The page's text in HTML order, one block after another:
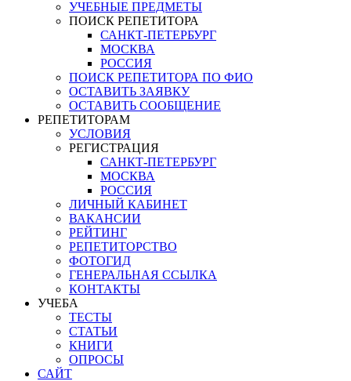
УЧЕБНЫЕ ПРЕДМЕТЫ
ПОИСК РЕПЕТИТОРА
САНКТ-ПЕТЕРБУРГ
МОСКВА
РОССИЯ
ПОИСК РЕПЕТИТОРА ПО ФИО
ОСТАВИТЬ ЗАЯВКУ
ОСТАВИТЬ СООБЩЕНИЕ
РЕПЕТИТОРАМ
УСЛОВИЯ
РЕГИСТРАЦИЯ
САНКТ-ПЕТЕРБУРГ
МОСКВА
РОССИЯ
ЛИЧНЫЙ КАБИНЕТ
ВАКАНСИИ
РЕЙТИНГ
РЕПЕТИТОРСТВО
ФОТОГИД
ГЕНЕРАЛЬНАЯ ССЫЛКА
КОНТАКТЫ
УЧЕБА
ТЕСТЫ
СТАТЬИ
КНИГИ
ОПРОСЫ
САЙТ